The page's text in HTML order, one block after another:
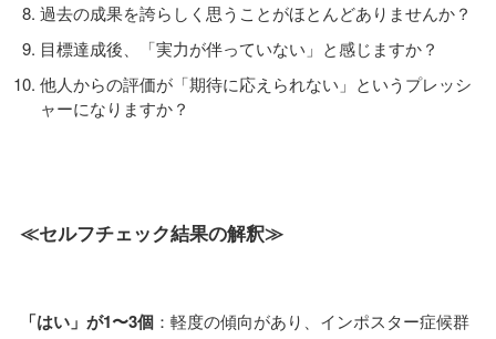
過去の成果を誇らしく思うことがほとんどありませんか？
目標達成後、「実力が伴っていない」と感じますか？
他人からの評価が「期待に応えられない」というプレッシ
ャーになりますか？
≪セルフチェック結果の解釈≫
「はい」が1〜3個 ：軽度の傾向があり、インポスター症候群